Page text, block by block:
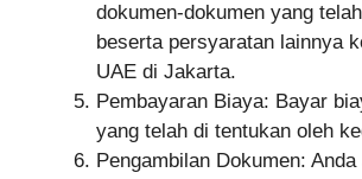
dokumen-dokumen yang
beserta persyaratan lainnya
UAE di Jakarta.
Pembayaran Biaya: Bayar
yang telah di tentukan oleh
Pengambilan Dokumen: